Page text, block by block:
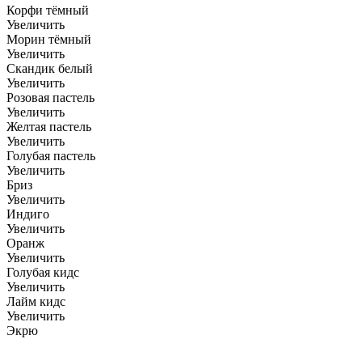
Корфи тёмный
Увеличить
Морин тёмный
Увеличить
Скандик белый
Увеличить
Розовая пастель
Увеличить
Желтая пастель
Увеличить
Голубая пастель
Увеличить
Бриз
Увеличить
Индиго
Увеличить
Оранж
Увеличить
Голубая кидс
Увеличить
Лайм кидс
Увеличить
Экрю